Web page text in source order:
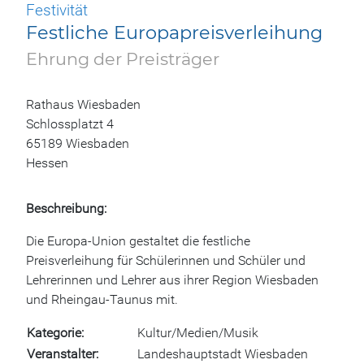
Festivität
Festliche Europapreisverleihung
Ehrung der Preisträger
Rathaus Wiesbaden
Schlossplatzt 4
65189 Wiesbaden
Hessen
Beschreibung:
Die Europa-Union gestaltet die festliche
Preisverleihung für Schülerinnen und Schüler und
Lehrerinnen und Lehrer aus ihrer Region Wiesbaden
und Rheingau-Taunus mit.
Kategorie
Kultur/Medien/Musik
Veranstalter
Landeshauptstadt Wiesbaden